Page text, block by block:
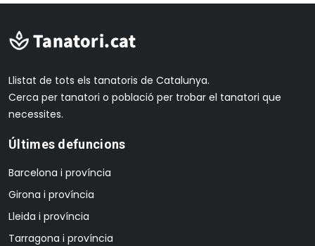
Llistat de tots els tanatoris de Catalunya.
Cerca per tanatori o població per trobar el tanatori que
necessites.
Últimes defuncions
Barcelona i província
Girona i província
Lleida i província
Tarragona i província